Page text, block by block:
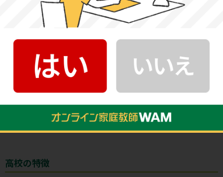
麗澤は、1935（昭和10）年の創立当初から、国際社会で活
躍する日本人の育成を掲げてきました。日本を知り、日本
引用元：教育理念・メッセージ ｜ 麗澤中学・高等学校（千
葉県柏市の中高一貫・共学校）
高校の特徴